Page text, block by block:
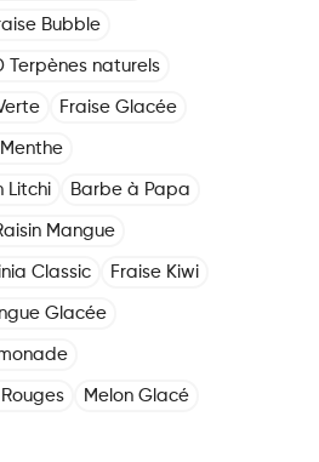
Bubble
Terpènes naturels
Fraise Glacée
Litchi Barbe à Papa
Mangue
Classic Fraise Kiwi
Glacée
Melon Glacé